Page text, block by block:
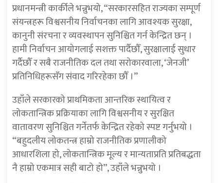
प्रधानमन्त्री कार्कीले भन्नुभयो, “सरकारसहित राज्यका सम्पूर्ण
संयन्त्रहरू विश्वसनीय निर्वाचनका लागि आवश्यक सुरक्षा,
कानुनी संरचना र व्यवस्थापन सुनिश्चित गर्न केन्द्रित छन् ।
हामी निर्वाचन आयोगलाई सशक्त पार्दैछौँ, सुरक्षालाई सुधार
गर्दैछौँ र सबै राजनीतिक दल तथा सरोकारवाला, ‘जेनजी’
प्रतिनिधिहरूसँग संवाद गरिरहेका छौँ ।”
उहाँले सरकारको प्राथमिकता आन्तरिक स्थायित्व र
लोकतान्त्रिक प्रक्रियाका लागि विश्वसनीय र सुरक्षित
वातावरण सुनिश्चित गर्नेतर्फ केन्द्रित रहेको स्पष्ट गर्नुभयो ।
“बहुदलीय लोकतन्त्र हाम्रो राजनीतिक प्रणालीको
आधारशिला हो, लोकतान्त्रिक मूल्य र मान्यताप्रति प्रतिबद्धता
नै हाम्रो एकमात्र सही बाटो हो”, उहाँले भन्नुभयो ।